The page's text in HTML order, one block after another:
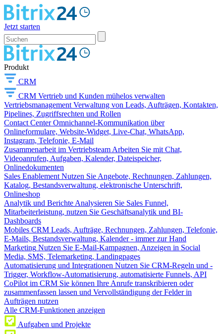
Jetzt starten
Produkt
CRM
CRM Vertrieb und Kunden mühelos verwalten
Vertriebsmanagement Verwaltung von Leads, Aufträgen, Kontakten,
Pipelines, Zugriffsrechten und Rollen
Contact Center Omnichannel-Kommunikation über
Onlineformulare, Website-Widget, Live-Chat, WhatsApp,
Instagram, Telefonie, E-Mail
Zusammenarbeit im Vertriebsteam Arbeiten Sie mit Chat,
Videoanrufen, Aufgaben, Kalender, Dateispeicher,
Onlinedokumenten
Sales Enablement Nutzen Sie Angebote, Rechnungen, Zahlungen,
Katalog, Bestandsverwaltung, elektronische Unterschrift,
Onlineshop
Analytik und Berichte Analysieren Sie Sales Funnel,
Mitarbeiterleistung, nutzen Sie Geschäftsanalytik und BI-
Dashboards
Mobiles CRM Leads, Aufträge, Rechnungen, Zahlungen, Telefonie,
E-Mails, Bestandsverwaltung, Kalender - immer zur Hand
Marketing Nutzen Sie E-Mail-Kampagnen, Anzeigen in Social
Media, SMS, Telemarketing, Landingpages
Automatisierung und Integrationen Nutzen Sie CRM-Regeln und -
Trigger, Workflow-Automatisierung, automatisierte Funnels, API
CoPilot im CRM Sie können Ihre Anrufe transkribieren oder
zusammenfassen lassen und Vervollständigung der Felder in
Aufträgen nutzen
Alle CRM-Funktionen anzeigen
Aufgaben und Projekte